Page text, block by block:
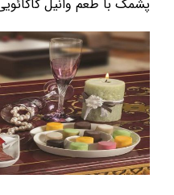
پشمک با طعم وانیل